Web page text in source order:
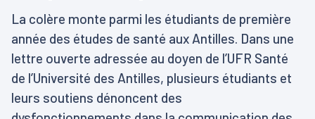
La colère monte parmi les étudiants de première
année des études de santé aux Antilles. Dans une
lettre ouverte adressée au doyen de l’UFR Santé
de l’Université des Antilles, plusieurs étudiants et
leurs soutiens dénoncent des